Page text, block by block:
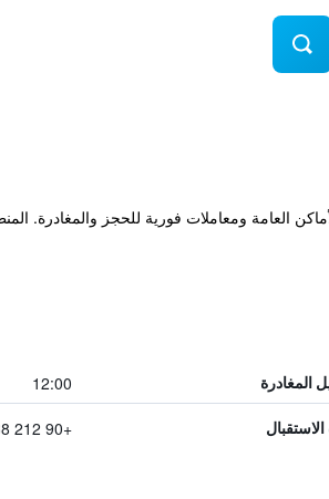
العامة ومعاملات فورية للحجز والمغادرة.
المغادرة 12:00
+90 212 638 2927